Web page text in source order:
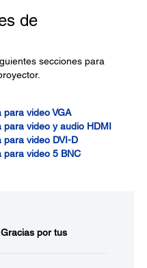
de
secciones para
video VGA
video y audio HDMI
video DVI-D
para video 5 BNC
por tus